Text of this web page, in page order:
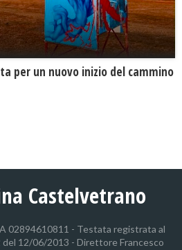
per un nuovo inizio del cammino
Castelvetrano
02894610811 - Testata registrata al
del 12/06/2013 - Direttore Francesco